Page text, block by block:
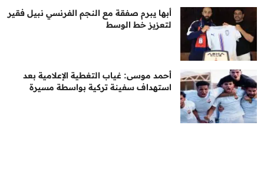
أبها يبرم صفقة مع النجم الفرنسي نبيل فقير
لتعزيز خط الوسط
أحمد موسى: غياب التغطية الإعلامية بعد
استهداف سفينة تركية بواسطة مسيرة